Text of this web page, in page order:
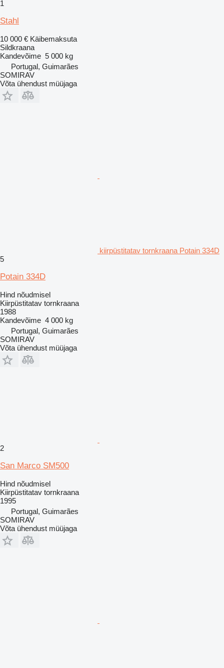
1
Stahl
10 000 € Käibemaksuta
Sildkraana
Kandevõime 5 000 kg
Portugal, Guimarães
SOMIRAV
Võta ühendust müüjaga
kiirpüstitatav tornkraana Potain 334D
5
Potain 334D
Hind nõudmisel
Kiirpüstitatav tornkraana
1988
Kandevõime 4 000 kg
Portugal, Guimarães
SOMIRAV
Võta ühendust müüjaga
2
San Marco SM500
Hind nõudmisel
Kiirpüstitatav tornkraana
1995
Portugal, Guimarães
SOMIRAV
Võta ühendust müüjaga